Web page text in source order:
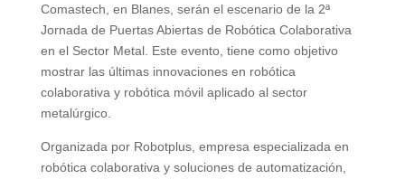
Comastech, en Blanes, serán el escenario de la 2ª
Jornada de Puertas Abiertas de Robótica Colaborativa
en el Sector Metal. Este evento, tiene como objetivo
mostrar las últimas innovaciones en robótica
colaborativa y robótica móvil aplicado al sector
metalúrgico.
Organizada por Robotplus, empresa especializada en
robótica colaborativa y soluciones de automatización,